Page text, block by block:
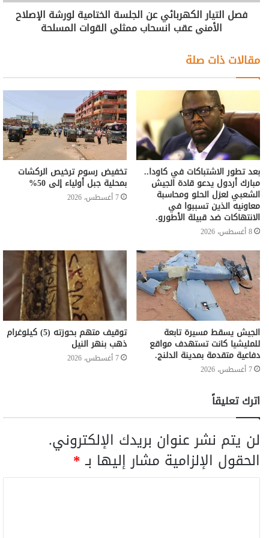
فصل التيار الكهربائي عن الجلسة الختامية لورشة الإصلاح
الأمني عقب انسحاب ممثلي القوات المسلحة
مقالات ذات صلة
بعد تطور الاشتباكات في كاودا..
مبارك أردول يدعو قادة الجيش
الشعبي لعزل الحلو ومحاسبة
معاونيه الذين تسببوا في
الانتهاكات ضد قبيلة الأطورو.
8 أغسطس، 2026
تخفيض رسوم ترخيص الركشات
بمحلية جبل أولياء إلى 50%
7 أغسطس، 2026
الجيش يسقط مسيرة تابعة
للمليشيا كانت تستهدف مواقع
دفاعية متقدمة بمدينة الدلنج.
7 أغسطس، 2026
توقيف متهم بحوزته (5) كيلوغرام
ذهب بنهر النيل
7 أغسطس، 2026
اترك تعليقاً
لن يتم نشر عنوان بريدك الإلكتروني.
الحقول الإلزامية مشار إليها بـ*